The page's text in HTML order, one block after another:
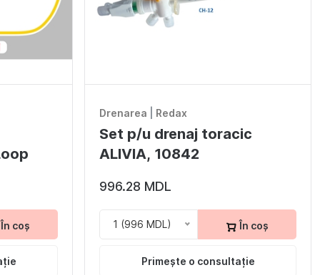
coș
Drenarea Redax
Set p/u drenaj toracic
ALIVIA, 10842
996.28 MDL
1 (996 MDL) În coș
Primește o consultație